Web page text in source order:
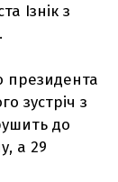
Ізнік з
президента
зустріч з
до
а 29